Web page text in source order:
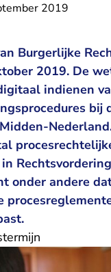
2019
Burgerlijke
2019. De
indienen
bij
onder andere